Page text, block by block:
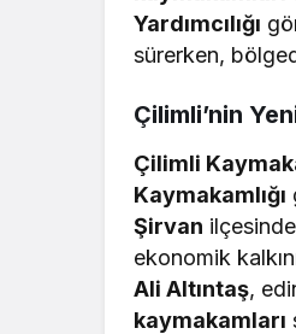
Yardımcılığı
sürerken,
Çilimli’nin
Çilimli
Kaymakamlığı
Şirvan
ekonomik
Ali Altıntaş,
kaymakamları